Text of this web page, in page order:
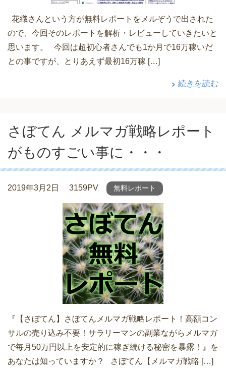
花織さんという方が無料レポートをメルぞうで出された
ので、今回そのレポートを解析・レビューしていきたいと
思います。 今回は超初心者さんでも1か月で16万稼いだ
との事ですが、とりあえず最初16万稼 […]
続きを読む
さぼてん メルマガ戦略レポート
がものすごい事に・・・
2019年3月2日 3159PV 無料レポート
『【さぼてん】さぼてんメルマガ戦略レポート！高額コン
サルの売り込み不要！サラリーマンの副業ながらメルマガ
で毎月50万円以上を安定的に稼ぎ続ける秘密を暴露！』を
あなたは知っていますか？ さぼてん【メルマガ戦略 […]